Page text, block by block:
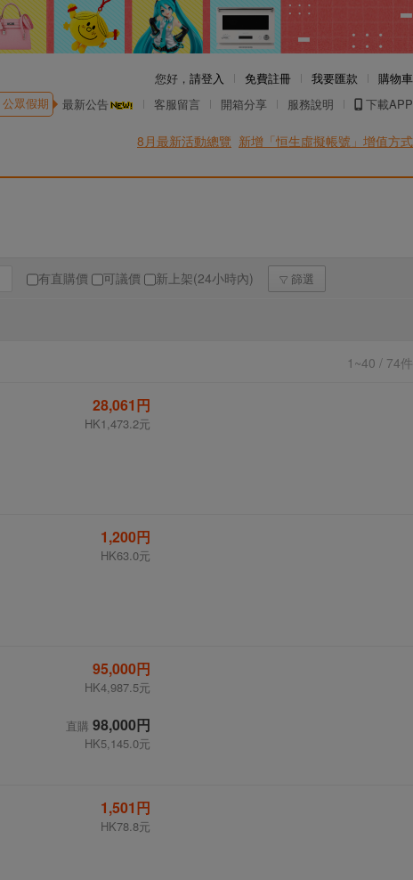
您好， 請登入 免費註冊 我要匯款
購物車
公眾假期 最新公告 客服留言 開箱分享 服務說明 下載APP
8月最新活動總覽 新增「恒生虛擬帳號」增值方式
有直購價 可議價 新上架(24小時內) 篩選
1~40 / 74件
28,061円
HK1,473.2元
1,200円
HK63.0元
95,000円
HK4,987.5元
直購 98,000円
HK5,145.0元
1,501円
HK78.8元